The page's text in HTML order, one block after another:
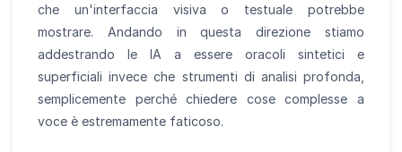
che un'interfaccia visiva o testuale potrebbe
mostrare. Andando in questa direzione stiamo
addestrando le IA a essere oracoli sintetici e
superficiali invece che strumenti di analisi profonda,
semplicemente perché chiedere cose complesse a
voce è estremamente faticoso.